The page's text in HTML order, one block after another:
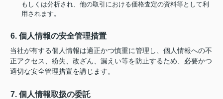
もしくは分析され、他の取引における価格査定の資料等として利
用されます。
6. 個人情報の安全管理措置
当社が有する個人情報は適正かつ慎重に管理し、個人情報への不
正アクセス、紛失、改ざん、漏えい等を防止するため、必要かつ
適切な安全管理措置を講じます。
7. 個人情報取扱の委託